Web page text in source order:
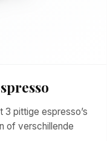
pittige espresso’s
of verschillende